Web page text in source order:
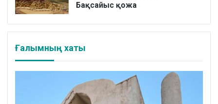
Бақсайыс қожа
Ғалымның хаты